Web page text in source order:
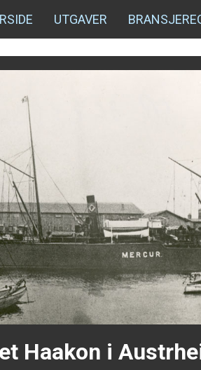
UTGAVER
Haakon i